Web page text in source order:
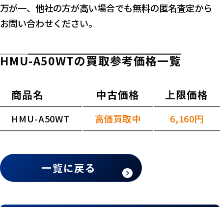
万が一、他社の方が高い場合でも無料の匿名査定から
お問い合わせください。
HMU-A50WTの買取参考価格一覧
商品名 中古価格 上限価格
HMU-A50WT 高価買取中 6,160円
一覧に戻る